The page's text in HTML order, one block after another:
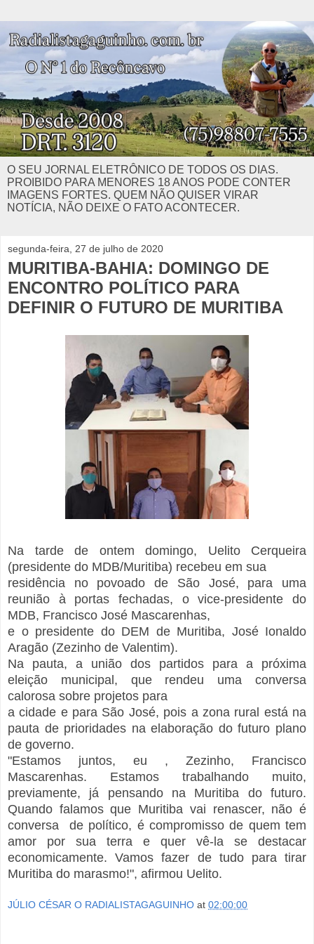
O SEU JORNAL ELETRÔNICO DE TODOS OS DIAS.
PROIBIDO PARA MENORES 18 ANOS PODE CONTER
IMAGENS FORTES. QUEM NÃO QUISER VIRAR
NOTÍCIA, NÃO DEIXE O FATO ACONTECER.
segunda-feira, 27 de julho de 2020
MURITIBA-BAHIA: DOMINGO DE
ENCONTRO POLÍTICO PARA
DEFINIR O FUTURO DE MURITIBA
Na tarde de ontem domingo, Uelito Cerqueira
(presidente do MDB/Muritiba) recebeu em sua
residência no povoado de São José, para uma
reunião à portas fechadas, o vice-presidente do
MDB, Francisco José Mascarenhas,
e o presidente do DEM de Muritiba, José Ionaldo
Aragão (Zezinho de Valentim).
Na pauta, a união dos partidos para a próxima
eleição municipal, que rendeu uma conversa
calorosa sobre projetos para
a cidade e para São José, pois a zona rural está na
pauta de prioridades na elaboração do futuro plano
de governo.
"Estamos juntos, eu , Zezinho, Francisco
Mascarenhas. Estamos trabalhando muito,
previamente, já pensando na Muritiba do futuro.
Quando falamos que Muritiba vai renascer, não é
conversa de político, é compromisso de quem tem
amor por sua terra e quer vê-la se destacar
economicamente. Vamos fazer de tudo para tirar
Muritiba do marasmo!", afirmou Uelito.
JÚLIO CÉSAR O RADIALISTAGAGUINHO at 02:00:00